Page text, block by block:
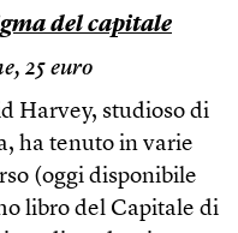
del capitale
25 euro
Harvey, studioso di
ha tenuto in varie
(oggi disponibile
libro del Capitale di